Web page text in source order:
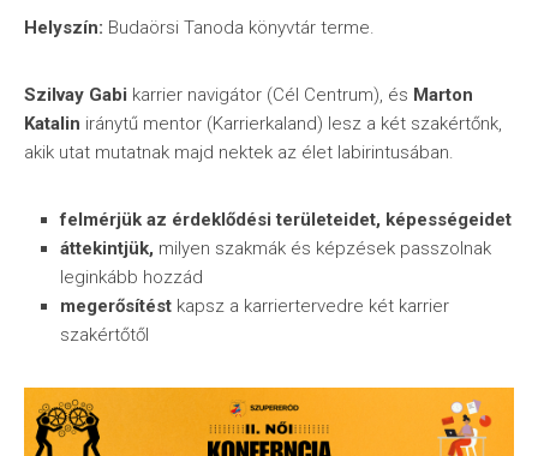
Helyszín: Budaörsi Tanoda könyvtár terme.
Szilvay Gabi karrier navigátor (Cél Centrum), és Marton
Katalin iránytű mentor (Karrierkaland) lesz a két szakértőnk,
akik utat mutatnak majd nektek az élet labirintusában.
felmérjük az érdeklődési területeidet, képességeidet
áttekintjük, milyen szakmák és képzések passzolnak
leginkább hozzád
megerősítést kapsz a karriertervedre két karrier
szakértőtől